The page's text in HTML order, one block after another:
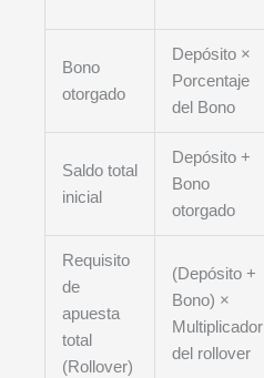
Bono
otorgado
Depósito ×
Porcentaje
del Bono
Saldo total
inicial
Depósito +
Bono
otorgado
Requisito
de
apuesta
total
(Rollover)
(Depósito +
Bono) ×
Multiplicador
del rollover